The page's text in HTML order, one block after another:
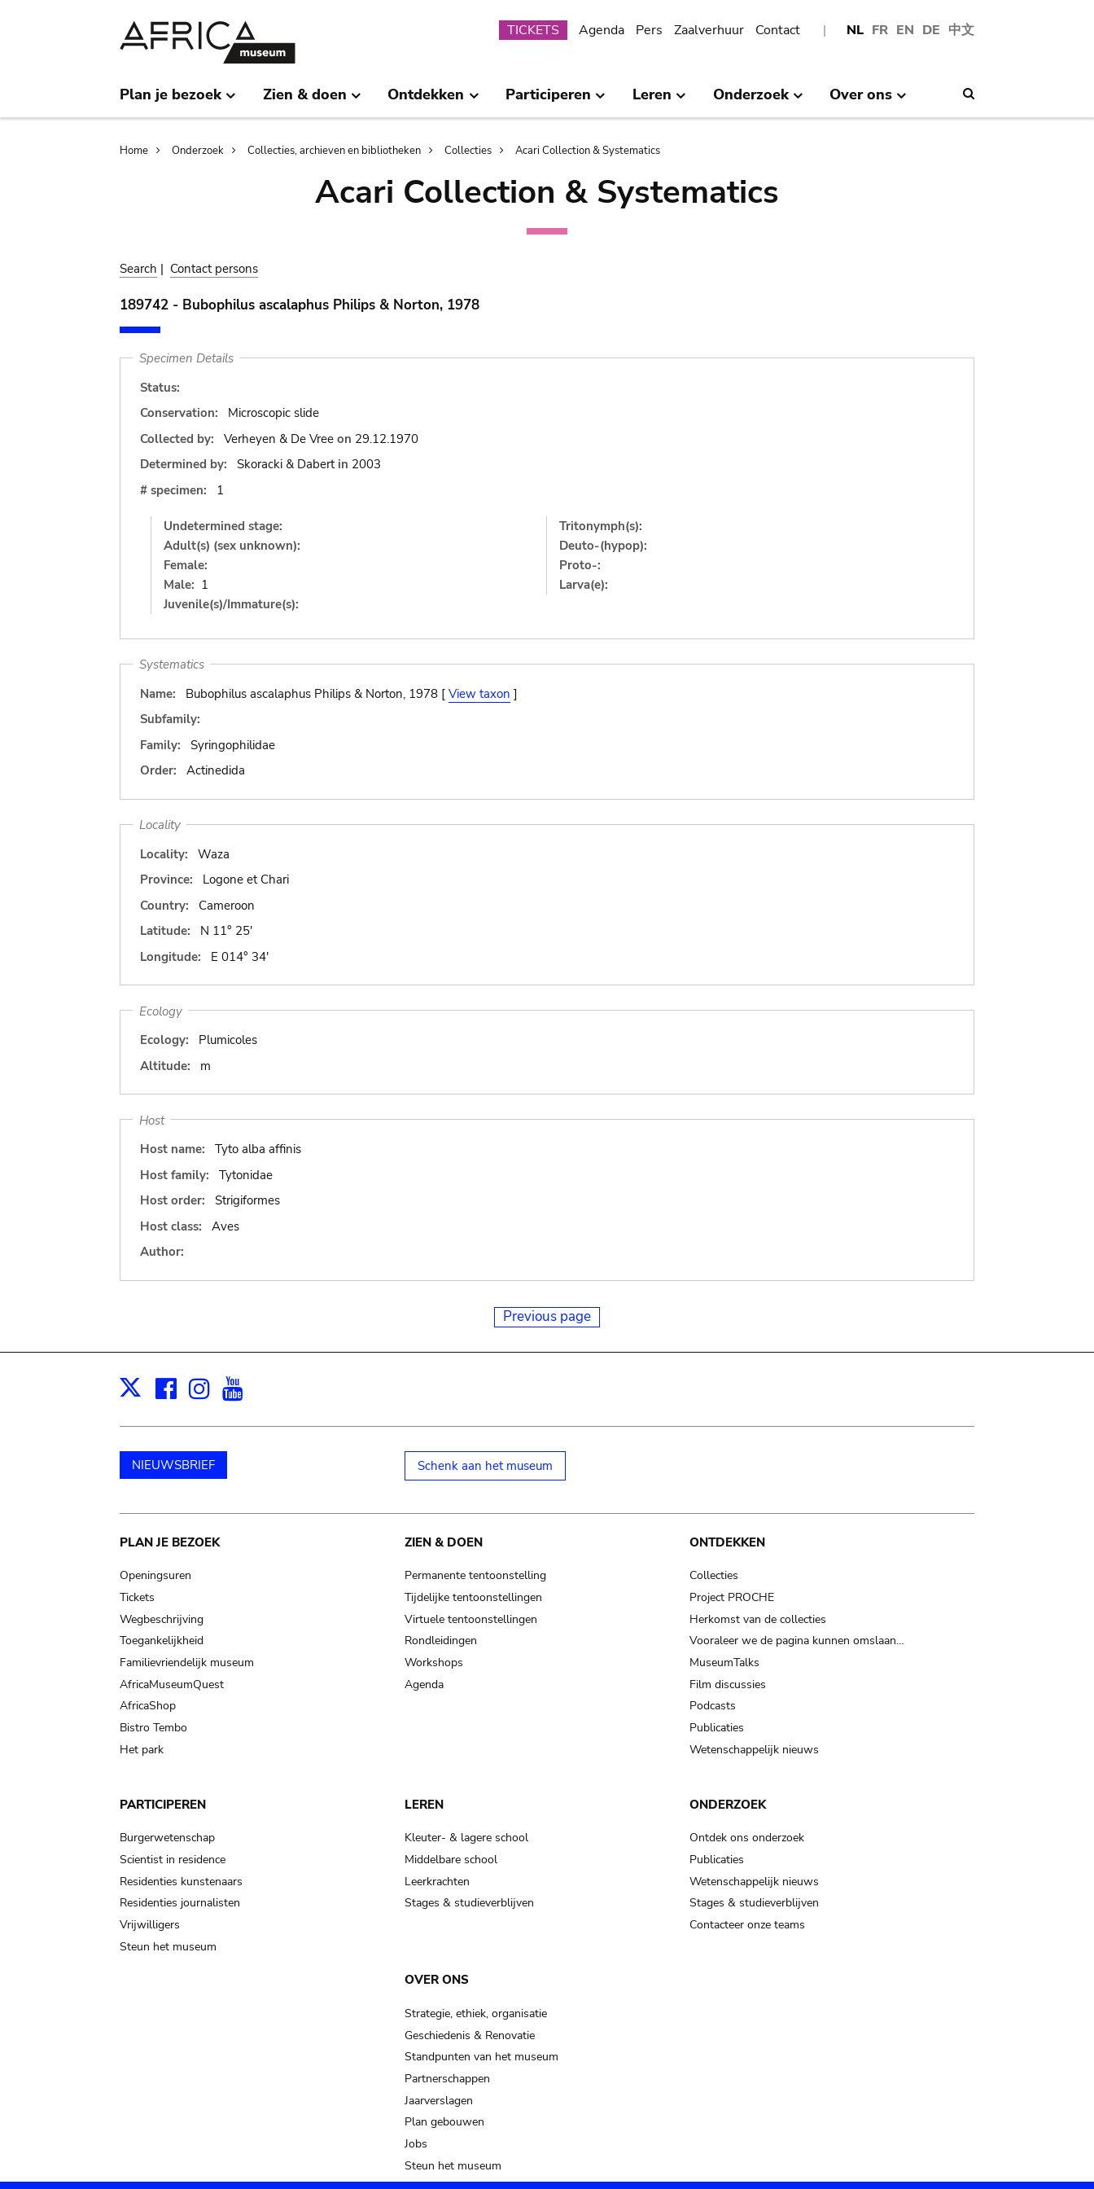
NL FR EN DE 中文
Submenu
TICKETS Agenda Pers Zaalverhuur Contact
Plan je bezoek Zien & doen Ontdekken Participeren Leren Onderzoek Over ons
Breadcrumb
Home Onderzoek Collecties, archieven en bibliotheken Collecties Acari Collection & Systematics
Acari Collection & Systematics
Search | Contact persons
189742 - Bubophilus ascalaphus Philips & Norton, 1978
Specimen Details
Status:
Conservation:
Microscopic slide
Collected by:
Verheyen & De Vree on 29.12.1970
Determined by:
Skoracki & Dabert in 2003
# specimen:
1
Undetermined stage:
Adult(s) (sex unknown):
Female:
Male: 1
Juvenile(s)/Immature(s):
Tritonymph(s):
Deuto-(hypop):
Proto-:
Larva(e):
Systematics
Name:
Bubophilus ascalaphus Philips & Norton, 1978 [ View taxon ]
Subfamily:
Family:
Syringophilidae
Order:
Actinedida
Locality
Locality:
Waza
Province:
Logone et Chari
Country:
Cameroon
Latitude:
N 11° 25'
Longitude:
E 014° 34'
Ecology
Ecology:
Plumicoles
Altitude:
m
Host
Host name:
Tyto alba affinis
Host family:
Tytonidae
Host order:
Strigiformes
Host class:
Aves
Author:
Previous page
X Facebook
Instagram
NIEUWSBRIEF Schenk aan het museum
Main
navigation
PLAN JE BEZOEK
Openingsuren
Tickets
Wegbeschrijving
Toegankelijkheid
Familievriendelijk museum
AfricaMuseumQuest
AfricaShop
Bistro Tembo
Het park
ZIEN & DOEN
Permanente tentoonstelling
Tijdelijke tentoonstellingen
Virtuele tentoonstellingen
Rondleidingen
Workshops
Agenda
ONTDEKKEN
Collecties
Project PROCHE
Herkomst van de collecties
Vooraleer we de pagina kunnen omslaan…
MuseumTalks
Film discussies
Podcasts
Publicaties
Wetenschappelijk nieuws
PARTICIPEREN
Burgerwetenschap
Scientist in residence
Residenties kunstenaars
Residenties journalisten
Vrijwilligers
Steun het museum
LEREN
Kleuter- & lagere school
Middelbare school
Leerkrachten
Stages & studieverblijven
ONDERZOEK
Ontdek ons onderzoek
Publicaties
Wetenschappelijk nieuws
Stages & studieverblijven
Contacteer onze teams
OVER ONS
Strategie, ethiek, organisatie
Geschiedenis & Renovatie
Standpunten van het museum
Partnerschappen
Jaarverslagen
Plan gebouwen
Jobs
Steun het museum